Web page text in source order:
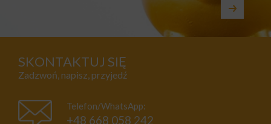
SKONTAKTUJ SIĘ
Zadzwoń, napisz, przyjedź
Telefon/WhatsApp:
+48 668 058 242